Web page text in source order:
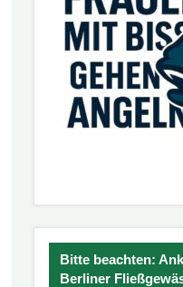
Bitte beachten:
Berliner